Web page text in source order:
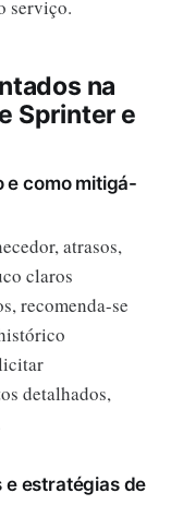
serviço.
na
Sprinter e
e como mitigá-
atrasos,
claros
recomenda-se
detalhados,
estratégias de